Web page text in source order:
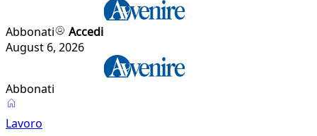
Abbonati
Accedi
August 6, 2026
Abbonati
Lavoro